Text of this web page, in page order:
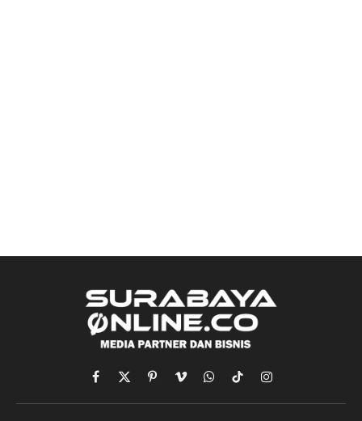
Facebook
X
(Twitter)
PinterestVimeoWhatsApp
TikTokInstagram